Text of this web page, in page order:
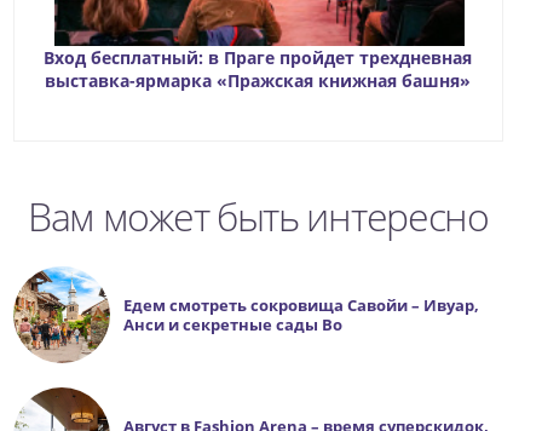
Вход бесплатный: в Праге пройдет трехдневная
выставка-ярмарка «Пражская книжная башня»
Вам может быть интересно
Едем смотреть сокровища Савойи – Ивуар,
Анси и секретные сады Во
Август в Fashion Arena – время суперскидок,